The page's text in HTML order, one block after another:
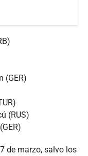
(GER)
(RUS)
de marzo, salvo los